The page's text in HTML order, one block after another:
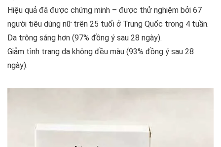
Hiệu quả đã được chứng minh – được thử nghiệm bởi 67
người tiêu dùng nữ trên 25 tuổi ở Trung Quốc trong 4 tuần.
Da trông sáng hơn (97% đồng ý sau 28 ngày).
Giảm tình trạng da không đều màu (93% đồng ý sau 28
ngày).